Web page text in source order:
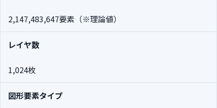
2,147,483,647要素（※理論値）
レイヤ数
1,024枚
図形要素タイプ